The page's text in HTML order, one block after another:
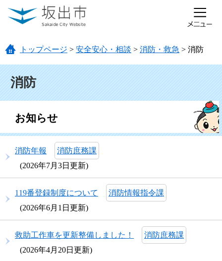
ページの先頭です。
メニューを飛ばして本文へ
トップページ > 安全安心・相談 > 消防・救急 > 消防
消防
お知らせ
消防年報
消防庶務課
2026年7月3日更新
119番登録制度について
消防情報指令課
2026年6月1日更新
救助工作車を更新整備しました！
消防庶務課
2026年4月20日更新